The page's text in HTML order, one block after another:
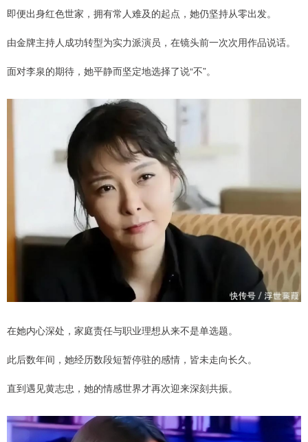
即便出身红色世家，拥有常人难及的起点，她仍坚持从零出发。
由金牌主持人成功转型为实力派演员，在镜头前一次次用作品说话。
面对李泉的期待，她平静而坚定地选择了说“不”。
在她内心深处，家庭责任与职业理想从来不是单选题。
此后数年间，她经历数段短暂停驻的感情，皆未走向长久。
直到遇见黄志忠，她的情感世界才再次迎来深刻共振。